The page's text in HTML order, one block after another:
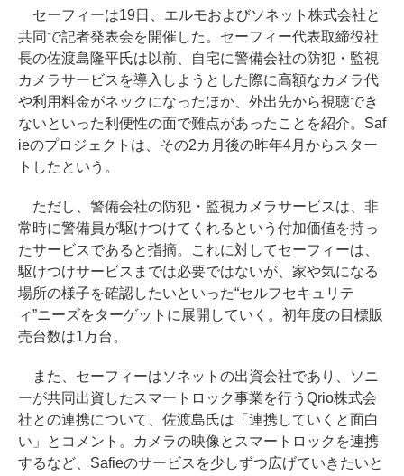
セーフィーは19日、エルモおよびソネット株式会社と
共同で記者発表会を開催した。セーフィー代表取締役社
長の佐渡島隆平氏は以前、自宅に警備会社の防犯・監視
カメラサービスを導入しようとした際に高額なカメラ代
や利用料金がネックになったほか、外出先から視聴でき
ないといった利便性の面で難点があったことを紹介。Saf
ieのプロジェクトは、その2カ月後の昨年4月からスター
トしたという。
ただし、警備会社の防犯・監視カメラサービスは、非
常時に警備員が駆けつけてくれるという付加価値を持っ
たサービスであると指摘。これに対してセーフィーは、
駆けつけサービスまでは必要ではないが、家や気になる
場所の様子を確認したいといった“セルフセキュリテ
ィ”ニーズをターゲットに展開していく。初年度の目標販
売台数は1万台。
また、セーフィーはソネットの出資会社であり、ソニ
ーが共同出資したスマートロック事業を行うQrio株式会
社との連携について、佐渡島氏は「連携していくと面白
い」とコメント。カメラの映像とスマートロックを連携
するなど、Safieのサービスを少しずつ広げていきたいと